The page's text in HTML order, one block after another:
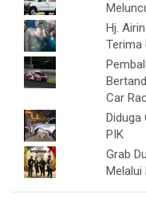
Hj.
Terima
Car
PIK
Grab